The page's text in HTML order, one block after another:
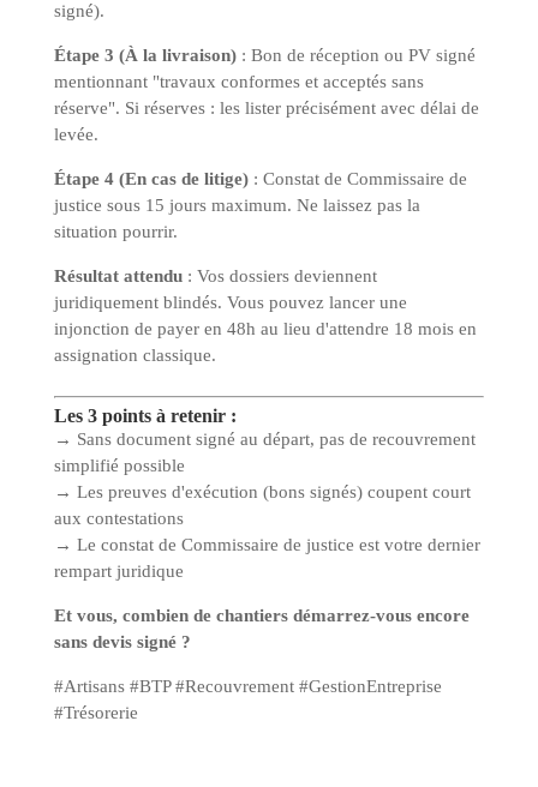
signé).
Étape 3 (À la livraison): Bon de réception ou PV signé
mentionnant "travaux conformes et acceptés sans
réserve". Si réserves : les lister précisément avec délai de
levée.
Étape 4 (En cas de litige): Constat de Commissaire de
justice sous 15 jours maximum. Ne laissez pas la
situation pourrir.
Résultat attendu: Vos dossiers deviennent
juridiquement blindés. Vous pouvez lancer une
injonction de payer en 48h au lieu d'attendre 18 mois en
assignation classique.
Les 3 points à retenir :
→ Sans document signé au départ, pas de recouvrement
simplifié possible
→ Les preuves d'exécution (bons signés) coupent court
aux contestations
→ Le constat de Commissaire de justice est votre dernier
rempart juridique
Et vous, combien de chantiers démarrez-vous encore
sans devis signé ?
#Artisans #BTP #Recouvrement #GestionEntreprise
#Trésorerie